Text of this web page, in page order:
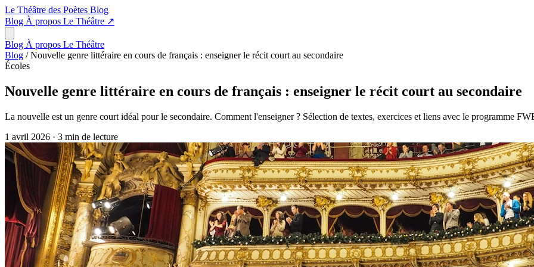
Le Théâtre des Poètes Blog
Blog À propos Le Théâtre ↗
Blog À propos Le Théâtre
Blog / Nouvelle genre littéraire en cours de français : enseigner le récit court au secondaire
Écoles
Nouvelle genre littéraire en cours de français : enseigner le récit court au secondaire
La nouvelle est un genre court idéal pour le secondaire. Comment l'enseigner ? Sélection de textes, exercices et liens avec le programme
1 avril 2026 · 3 min de lecture